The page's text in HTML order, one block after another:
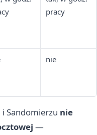
pracy
nie
i Sandomierzu nie
—